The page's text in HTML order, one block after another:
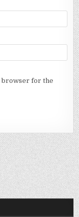
browser for the